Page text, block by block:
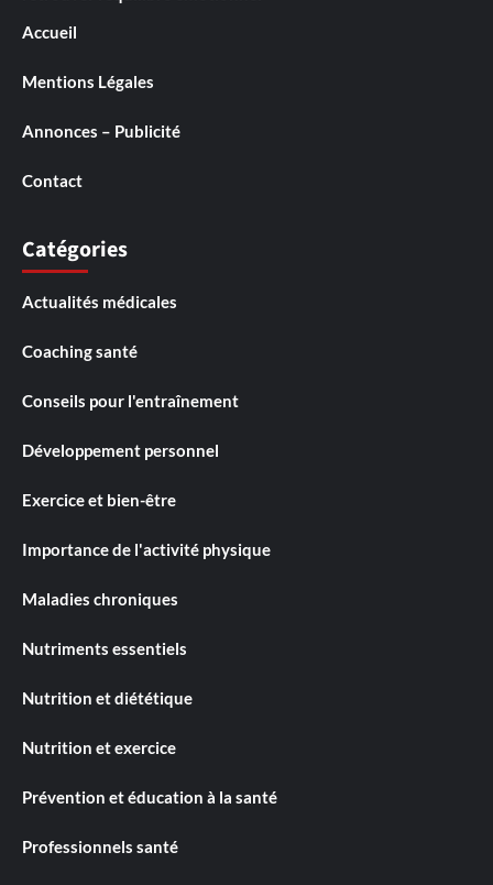
Accueil
Mentions Légales
Annonces – Publicité
Contact
Catégories
Actualités médicales
Coaching santé
Conseils pour l'entraînement
Développement personnel
Exercice et bien-être
Importance de l'activité physique
Maladies chroniques
Nutriments essentiels
Nutrition et diététique
Nutrition et exercice
Prévention et éducation à la santé
Professionnels santé